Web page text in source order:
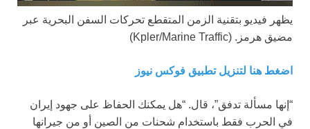
يظهر فيديو بتقنية الزمن المتقطع تحركات السفن البحرية عبر
مضيق هرمز. (Kpler/Marine Traffic)
اضغط هنا لتنزيل تطبيق فوكس نيوز
“إنها مسألة تدفق”، قال. “هل يمكنك الحفاظ على جهود إيران
في الحرب فقط باستخدام شحنات من الصين أو من جيرانها